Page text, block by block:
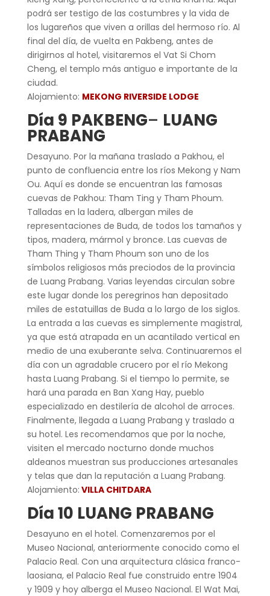
podrá ser testigo de las costumbres y la vida de
los lugareños que viven a orillas del hermoso río. Al
final del día, de vuelta en Pakbeng, antes de
dirigirnos al hotel, visitaremos el Vat Si Chom
Cheng, el templo más antiguo e importante de la
ciudad.
Alojamiento: MEKONG RIVERSIDE LODGE
Día 9 PAKBENG– LUANG
PRABANG
Desayuno. Por la mañana traslado a Pakhou, el
punto de confluencia entre los ríos Mekong y Nam
Ou. Aquí es donde se encuentran las famosas
cuevas de Pakhou: Tham Ting y Tham Phoum.
Talladas en la ladera, albergan miles de
representaciones de Buda, de todos los tamaños y
tipos, madera, mármol y bronce. Las cuevas de
Tham Thing y Tham Phoum son uno de los
símbolos religiosos más preciodos de la provincia
de Luang Prabang. Varias leyendas circulan sobre
este lugar donde los peregrinos han depositado
miles de estatuillas de Buda a lo largo de los siglos.
La entrada a las cuevas es simplemente magistral,
ya que está atrapada en un acantilado vertical en
medio de una exuberante selva. Continuaremos el
día con un agradable crucero por el río Mekong
hasta Luang Prabang. Si el tiempo lo permite, se
hará una parada en Ban Xang Hay, pueblo
especializado en destilería de alcohol de arroces.
Finalmente, llegada a Luang Prabang y traslado a
su hotel. Les recomendamos que por la noche,
visiten el mercado nocturno donde muchos
aldeanos muestran sus producciones artesanales
y telas que dan la reputación a Luang Prabang.
Alojamiento: VILLA CHITDARA
Día 10 LUANG PRABANG
Desayuno en el hotel. Comenzaremos por el
Museo Nacional, anteriormente conocido como el
Palacio Real. Con una arquitectura clásica franco-
laosiana, el Palacio Real fue construido entre 1904
y 1909 y hoy alberga el Museo Nacional. El Wat Mai,